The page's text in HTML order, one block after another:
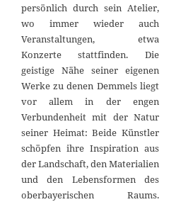
persönlich durch sein Atelier,
wo immer wieder auch
Veranstaltungen, etwa
Konzerte stattfinden. Die
geistige Nähe seiner eigenen
Werke zu denen Demmels liegt
vor allem in der engen
Verbundenheit mit der Natur
seiner Heimat: Beide Künstler
schöpfen ihre Inspiration aus
der Landschaft, den Materialien
und den Lebensformen des
oberbayerischen Raums.